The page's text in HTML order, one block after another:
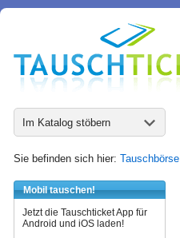
Im Katalog stöbern
Sie befinden sich hier: Tauschbörse
Mobil tauschen!
Jetzt die Tauschticket App für
Android und iOS laden!